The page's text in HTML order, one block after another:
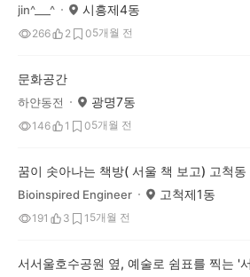
jin^___^ 시흥제4동
266 2 05개월 전
문화공간
하얀동전 광명7동
146 1 05개월 전
꿈이 솟아나는 책방( 서울 책 보고) 고척동
Bioinspired Engineer 고척제1동
191 3 1 5개월 전